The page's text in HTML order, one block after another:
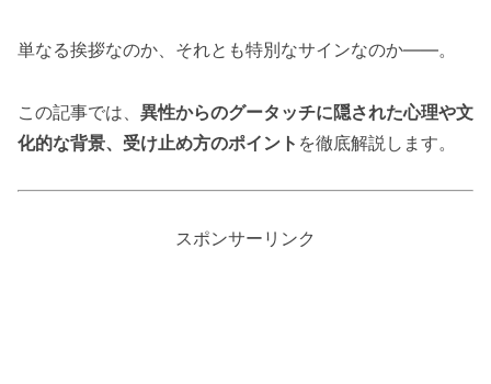
単なる挨拶なのか、それとも特別なサインなのか――。
この記事では、 異性からのグータッチに隠された心理や文
化的な背景、受け止め方のポイント を徹底解説します。
スポンサーリンク